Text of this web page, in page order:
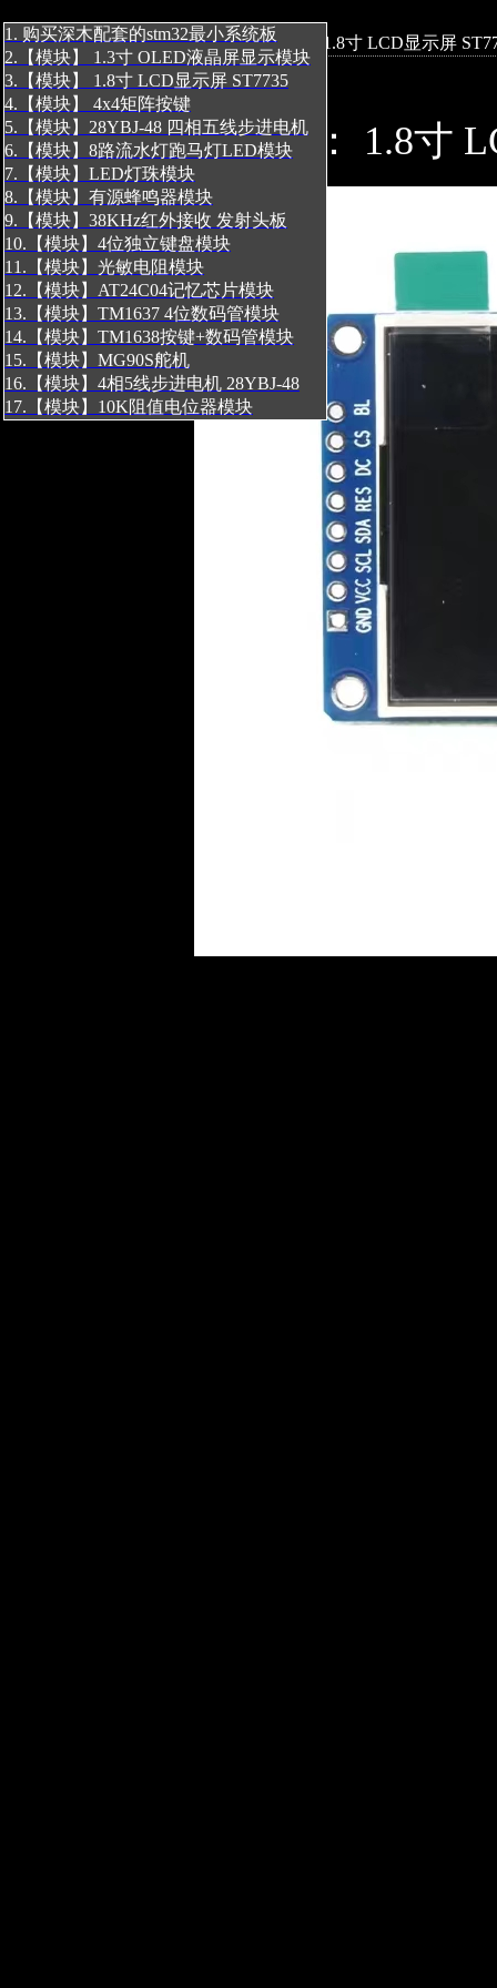
1. 购买深木配套的stm32最小系统板
2.【模块】 1.3寸 OLED液晶屏显示模块
3.【模块】 1.8寸 LCD显示屏 ST7735
4.【模块】 4x4矩阵按键
5.【模块】28YBJ-48 四相五线步进电机
6.【模块】8路流水灯跑马灯LED模块
7.【模块】LED灯珠模块
8.【模块】有源蜂鸣器模块
9.【模块】38KHz红外接收 发射头板
10.【模块】4位独立键盘模块
11.【模块】光敏电阻模块
12.【模块】AT24C04记忆芯片模块
13.【模块】TM1637 4位数码管模块
14.【模块】TM1638按键+数码管模块
15.【模块】MG90S舵机
16.【模块】4相5线步进电机 28YBJ-48
17.【模块】10K阻值电位器模块
标题:3.【模块】 1.8寸 LCD显示屏
淘宝搜： 1.8寸